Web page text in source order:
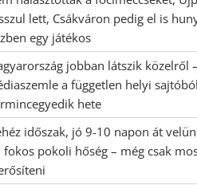
lett, Csákváron pedig el is
egy játékos
jobban látszik közelről –
a független helyi
hete
időszak, jó 9-10 napon át
fokos pokoli hőség – még csak